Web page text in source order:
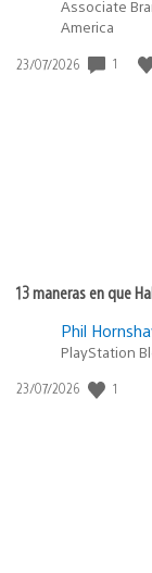
Associate
America
Fecha
23/07/2026 1
13 maneras en que
Phil
PlayStation
Fecha
23/07/2026 1